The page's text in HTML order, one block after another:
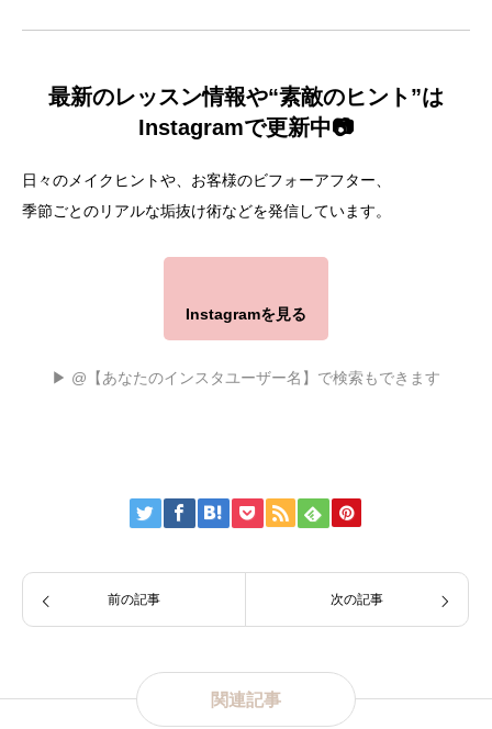
最新のレッスン情報や“素敵のヒント”は
Instagramで更新中📷
日々のメイクヒントや、お客様のビフォーアフター、
季節ごとのリアルな垢抜け術などを発信しています。
Instagramを見る
▶ @【あなたのインスタユーザー名】で検索もできます
前の記事 次の記事
関連記事